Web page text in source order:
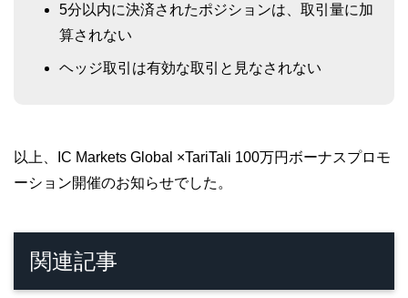
5分以内に決済されたポジションは、取引量に加
算されない
ヘッジ取引は有効な取引と見なされない
以上、IC Markets Global ×TariTali 100万円ボーナスプロモ
ーション開催のお知らせでした。
関連記事